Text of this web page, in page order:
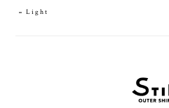
Light